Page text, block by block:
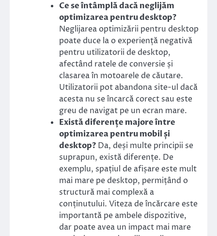
Ce se întâmplă dacă neglijăm
optimizarea pentru desktop?
Neglijarea optimizării pentru desktop
poate duce la o experiență negativă
pentru utilizatorii de desktop,
afectând ratele de conversie și
clasarea în motoarele de căutare.
Utilizatorii pot abandona site-ul dacă
acesta nu se încarcă corect sau este
greu de navigat pe un ecran mare.
Există diferențe majore între
optimizarea pentru mobil și
desktop? Da, deși multe principii se
suprapun, există diferențe. De
exemplu, spațiul de afișare este mult
mai mare pe desktop, permițând o
structură mai complexă a
conținutului. Viteza de încărcare este
importantă pe ambele dispozitive,
dar poate avea un impact mai mare